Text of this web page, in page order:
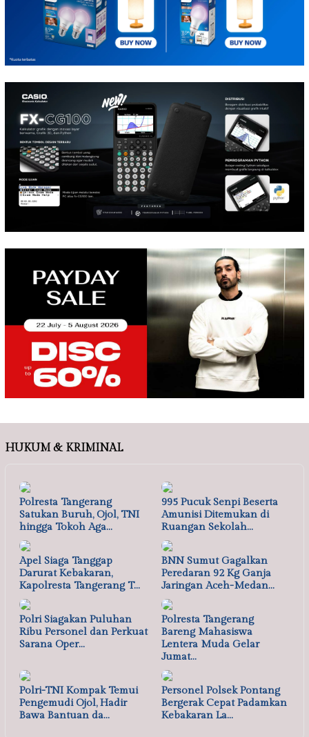
HUKUM & KRIMINAL
Polresta Tangerang
Satukan Buruh, Ojol, TNI
hingga Tokoh Aga…
995 Pucuk Senpi Beserta
Amunisi Ditemukan di
Ruangan Sekolah…
Apel Siaga Tanggap
Darurat Kebakaran,
Kapolresta Tangerang T…
BNN Sumut Gagalkan
Peredaran 92 Kg Ganja
Jaringan Aceh-Medan…
Polri Siagakan Puluhan
Ribu Personel dan Perkuat
Sarana Oper…
Polresta Tangerang
Bareng Mahasiswa
Lentera Muda Gelar
Jumat…
Polri-TNI Kompak Temui
Pengemudi Ojol, Hadir
Bawa Bantuan da…
Personel Polsek Pontang
Bergerak Cepat Padamkan
Kebakaran La…